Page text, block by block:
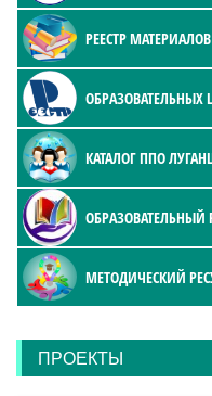
РЕЕСТР
ОБРАЗОВАТЕЛЬНЫХ
КАТАЛОГ ППО
ОБРАЗОВАТЕЛЬНЫЙ
МЕТОДИЧЕСКИЙ
ПРОЕКТЫ